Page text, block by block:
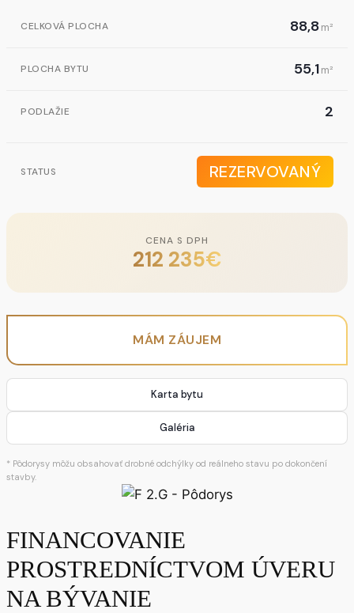
CELKOVÁ PLOCHA 88,8m²
PLOCHA BYTU 55,1m²
PODLAŽIE 2
STATUS REZERVOVANÝ
CENA S DPH
212 235€
MÁM ZÁUJEM
Karta bytu
Galéria
* Pôdorysy môžu obsahovať drobné odchýlky od reálneho stavu po dokončení
stavby.
FINANCOVANIE
PROSTREDNÍCTVOM ÚVERU
NA BÝVANIE